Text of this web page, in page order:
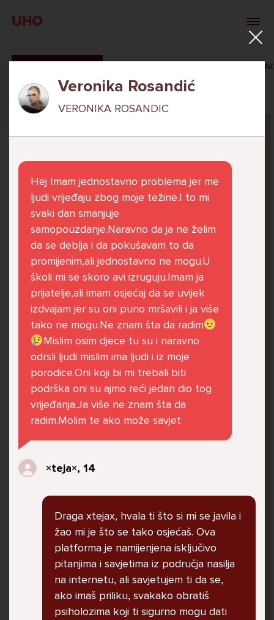
UHO
VERONIKA
Već 6 godina u školi nekoliko cura iz mog
razreda me izbacuju iz zajedničkih aktivnosti
te me iskorištavaju. Dečki iz mojeg razreda mi
govore da sam glupača te me preko discorda
vrijeđaju jer sam niska te mi govore da se
ubijem. Prije mjesec dana su me istukli kod
parka iz čistog mira dok sam prolazila sa
svojim susjedama i malim psom. Stalno u
krevet idem plačući. Nesvjesno te zbog
ljutnje sam se počela tući po nogama no
prestala sam jer me važna osoba potaknula
na to. Prije toga svega nakon nekoliko godina
prijateljstva ostavila me najbolja prijateljica
nisam htjela ići u školu jer me to sve jako
pogodilo. Cyber bulyala me preko snapchata
i drugih drugih društvenih mreža. Sad opet
razgovaramo no jako teško. Stalno provodim
vrijeme učeći ili trenirajući moje pse jako sam
vezana za njih te ih jako volim Često
razgovaram s mamom no ne želim joj sve reći
jer me ne shvaća. Ponekad želim skočiti sa
balkona svoje kuće. Neznam što da više
Veronika Rosandić
VERONIKA ROSANDIC
Hej Imam jednostavno problema jer me
ljudi vrijeđaju zbog moje težine.I to mi
svaki dan smanjuje
samopouzdanje.Naravno da ja ne želim
da se deblja i da pokušavam to da
promijenim,ali jednostavno ne mogu.U
školi mi se skoro avi izruguju.Imam ja
prijatelje,ali imam osjećaj da se uvijek
izdvajam jer su oni puno mršavili i ja više
tako ne mogu.Ne znam šta da radim
Mislim osim djece tu su i naravno
odrsli ljudi mislim ima ljudi i iz moje
porodice.Oni koji bi mi trebali biti
podrška oni su ajmo reći jedan dio tog
vrijeđanja.Ja više ne znam šta da
radim.Molim te ako može savjet
×teja×, 14
Draga xtejax, hvala ti što si mi se javila i
žao mi je što se tako osjećaš. Ova
platforma je namijenjena isključivo
pitanjima i savjetima iz područja nasilja
na internetu, ali savjetujem ti da se,
ako imaš priliku, svakako obratiš
psiholozima koji ti sigurno mogu dati